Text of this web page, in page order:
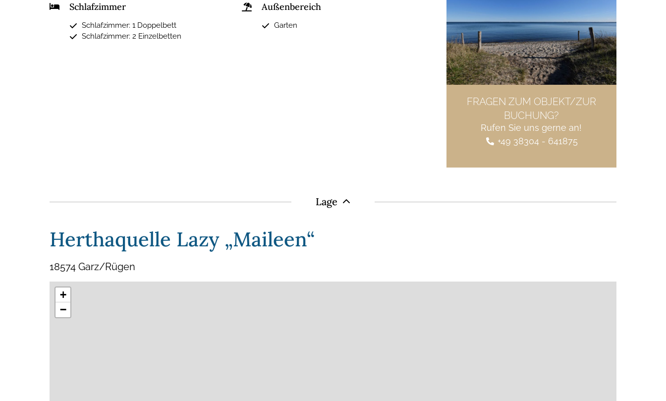
Schlafzimmer
Schlafzimmer: 1 Doppelbett
Schlafzimmer: 2 Einzelbetten
Außenbereich
Garten
FRAGEN ZUM OBJEKT/ZUR
BUCHUNG?
Rufen Sie uns gerne an!
+49 38304 - 641875
Lage
Herthaquelle Lazy „Maileen“
18574 Garz/Rügen
+
−